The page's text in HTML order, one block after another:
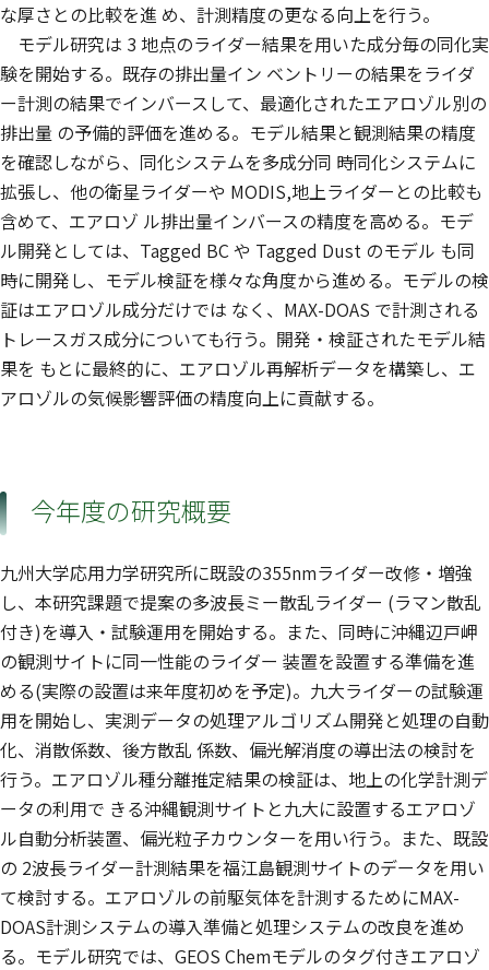
な厚さとの比較を進 め、計測精度の更なる向上を行う。
モデル研究は 3 地点のライダー結果を用いた成分毎の同化実
験を開始する。既存の排出量イン ベントリーの結果をライダ
ー計測の結果でインバースして、最適化されたエアロゾル別の
排出量 の予備的評価を進める。モデル結果と観測結果の精度
を確認しながら、同化システムを多成分同 時同化システムに
拡張し、他の衛星ライダーや MODIS,地上ライダーとの比較も
含めて、エアロゾ ル排出量インバースの精度を高める。モデ
ル開発としては、Tagged BC や Tagged Dust のモデル も同
時に開発し、モデル検証を様々な角度から進める。モデルの検
証はエアロゾル成分だけでは なく、MAX-DOAS で計測される
トレースガス成分についても行う。開発・検証されたモデル結
果を もとに最終的に、エアロゾル再解析データを構築し、エ
アロゾルの気候影響評価の精度向上に貢献する。
今年度の研究概要
九州大学応用力学研究所に既設の355nmライダー改修・増強
し、本研究課題で提案の多波長ミー散乱ライダー (ラマン散乱
付き)を導入・試験運用を開始する。また、同時に沖縄辺戸岬
の観測サイトに同一性能のライダー 装置を設置する準備を進
める(実際の設置は来年度初めを予定)。九大ライダーの試験運
用を開始し、実測データの処理アルゴリズム開発と処理の自動
化、消散係数、後方散乱 係数、偏光解消度の導出法の検討を
行う。エアロゾル種分離推定結果の検証は、地上の化学計測デ
ータの利用で きる沖縄観測サイトと九大に設置するエアロゾ
ル自動分析装置、偏光粒子カウンターを用い行う。また、既設
の 2波長ライダー計測結果を福江島観測サイトのデータを用い
て検討する。エアロゾルの前駆気体を計測するためにMAX-
DOAS計測システムの導入準備と処理システムの改良を進め
る。モデル研究では、GEOS Chemモデルのタグ付きエアロゾ